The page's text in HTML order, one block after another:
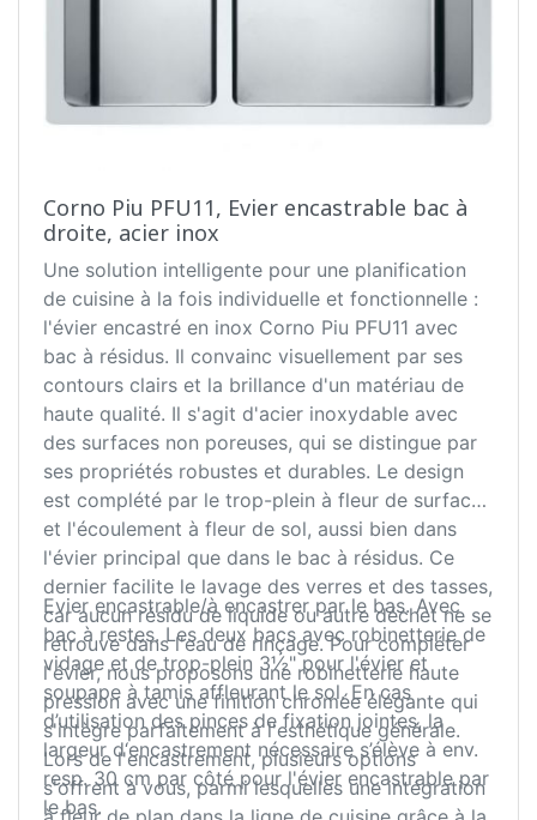
Corno Piu PFU11, Evier encastrable bac à
droite, acier inox
Une solution intelligente pour une planification
de cuisine à la fois individuelle et fonctionnelle :
l'évier encastré en inox Corno Piu PFU11 avec
bac à résidus. Il convainc visuellement par ses
contours clairs et la brillance d'un matériau de
haute qualité. Il s'agit d'acier inoxydable avec
des surfaces non poreuses, qui se distingue par
ses propriétés robustes et durables. Le design
est complété par le trop-plein à fleur de surface
et l'écoulement à fleur de sol, aussi bien dans
l'évier principal que dans le bac à résidus. Ce
dernier facilite le lavage des verres et des tasses,
car aucun résidu de liquide ou autre déchet ne se
retrouve dans l'eau de rinçage. Pour compléter
l'évier, nous proposons une robinetterie haute
pression avec une finition chromée élégante qui
s'intègre parfaitement à l'esthétique générale.
Lors de l'encastrement, plusieurs options
s'offrent à vous, parmi lesquelles une intégration
Evier encastrable/à encastrer par le bas. Avec
bac à restes. Les deux bacs avec robinetterie de
vidage et de trop-plein 3½" pour l'évier et
soupape à tamis affleurant le sol. En cas
d’utilisation des pinces de fixation jointes, la
largeur d‘encastrement nécessaire s’élève à env.
resp. 30 cm par côté pour l'évier encastrable par
le bas.